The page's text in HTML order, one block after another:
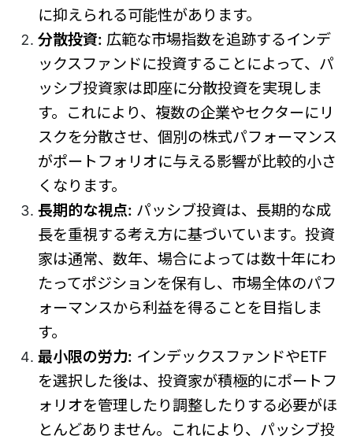
に抑えられる可能性があります。
分散投資: 広範な市場指数を追跡するインデ
ックスファンドに投資することによって、パ
ッシブ投資家は即座に分散投資を実現しま
す。これにより、複数の企業やセクターにリ
スクを分散させ、個別の株式パフォーマンス
がポートフォリオに与える影響が比較的小さ
くなります。
長期的な視点: パッシブ投資は、長期的な成
長を重視する考え方に基づいています。投資
家は通常、数年、場合によっては数十年にわ
たってポジションを保有し、市場全体のパフ
ォーマンスから利益を得ることを目指しま
す。
最小限の労力: インデックスファンドやETF
を選択した後は、投資家が積極的にポートフ
ォリオを管理したり調整したりする必要がほ
とんどありません。これにより、パッシブ投